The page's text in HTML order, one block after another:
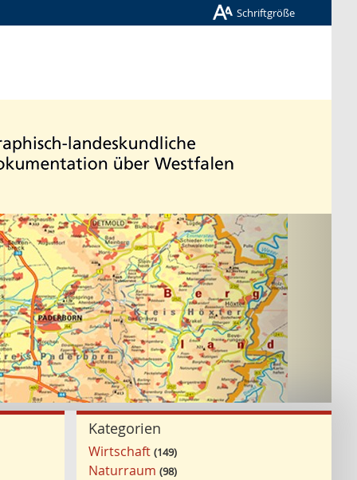
Schriftgröße
Nächste
Kategorien
Wirtschaft 149
Naturraum 98